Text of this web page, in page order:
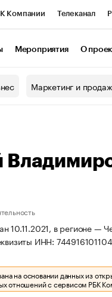
Компании Телеканал
Мероприятия О
Маркетинг и
в регионе —
ИНН:
на основании данных из
отношений с сервисом РБК